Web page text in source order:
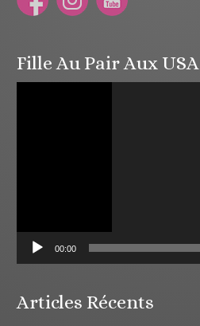
Fille Au Pair Aux USA
00:00
Articles Récents